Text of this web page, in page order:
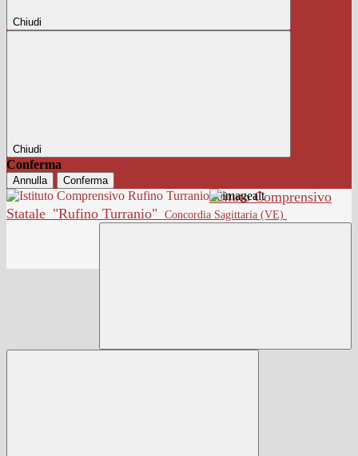
Chiudi
Chiudi
Conferma
Annulla Conferma
Istituto Comprensivo
Statale "Rufino Turranio" Concordia Sagittaria (VE)